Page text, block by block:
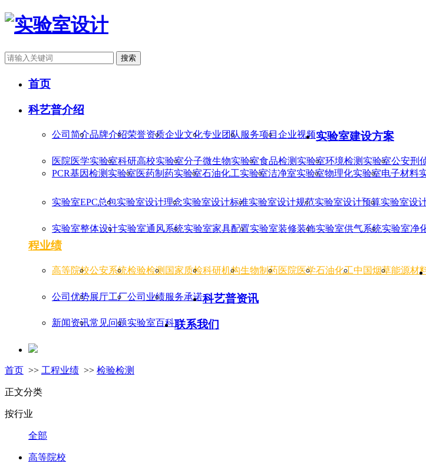
搜索
首页
科艺普介绍
公司简介品牌介绍荣誉资质企业文化专业团队 服务项目 企业视频实验室建设方案
医院医学实验室科研高校实验室分子微生物实验室食品检测实验室环境检测实验室公安刑
PCR基因检测实验室医药制药实验室石油化工实验室洁净室实验室物理化实验室电子材料
实验室EPC总包实验室设计理念实验室设计标准实验室设计规范实验室设计预算实验室设
实验室整体设计实验室通风系统实验室家具配置实验室装修装饰实验室供气系统实验室净
程业绩
高等院校公安系统检验检测 国家质检科研机构生物制药医院医学石油化工中国烟草能源材
公司优势展厅工厂公司业绩服务承诺科艺普资讯
新闻资讯常见问题实验室百科联系我们
首页 >> 工程业绩 >> 检验检测
正文分类
按行业
全部
高等院校